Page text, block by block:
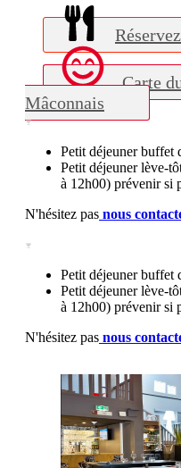
Carte
Mâconnais
Petit déjeuner buffet
Petit déjeuner lève-
à 12h00) prévenir si
N'hésitez pas nous
Petit déjeuner buffet
Petit déjeuner lève-
à 12h00) prévenir si
N'hésitez pas nous